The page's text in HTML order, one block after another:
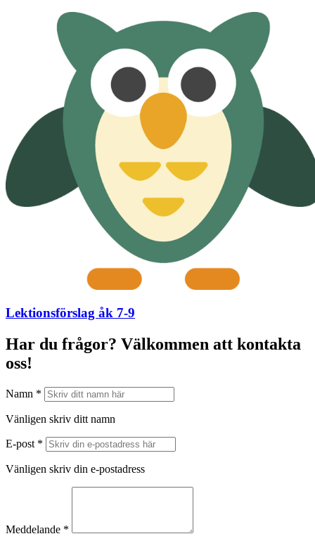
Lektionsförslag åk 7-9
Har du frågor? Välkommen att kontakta
oss!
Namn *
Vänligen skriv ditt namn
E-post *
Vänligen skriv din e-postadress
Meddelande *